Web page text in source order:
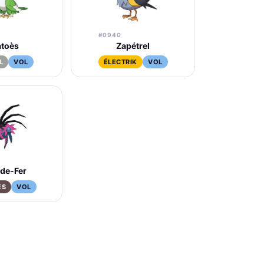
VOL
#0940
Zapétrel
ÉLECTRIK VOL
Fer
VOL